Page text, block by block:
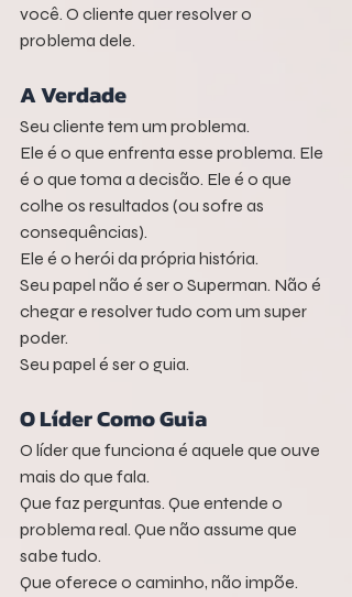
você. O cliente quer resolver o
problema dele.
A Verdade
Seu cliente tem um problema.
Ele é o que enfrenta esse problema. Ele
é o que toma a decisão. Ele é o que
colhe os resultados (ou sofre as
consequências).
Ele é o herói da própria história.
Seu papel não é ser o Superman. Não é
chegar e resolver tudo com um super
poder.
Seu papel é ser o guia.
O Líder Como Guia
O líder que funciona é aquele que ouve
mais do que fala.
Que faz perguntas. Que entende o
problema real. Que não assume que
sabe tudo.
Que oferece o caminho, não impõe.